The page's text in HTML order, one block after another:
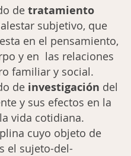
de tratamiento
subjetivo, que
en el pensamiento,
y en las relaciones
familiar y social.
de investigación del
y sus efectos en la
vida cotidiana.
cuyo objeto de
el sujeto-del-